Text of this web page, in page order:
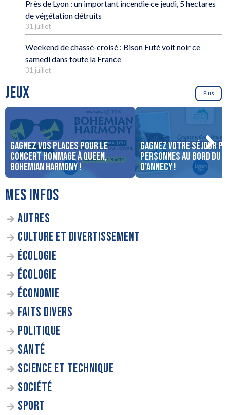
Près de Lyon : un important incendie ce jeudi, 5 hectares
de végétation détruits
31 juillet
Weekend de chassé-croisé : Bison Futé voit noir ce
samedi dans toute la France
31 juillet
JEUX Plus
Gagnez vos places pour le
concert Hommage à Queen,
Bohemian Harmony !
Gagnez votre séjour
personnes au bord du
d’Annecy !
MES INFOS
AUTRES
CULTURE ET DIVERTISSEMENT
ÉCOLOGIE
ÉCOLOGIE
ÉCONOMIE
FAITS DIVERS
POLITIQUE
SANTÉ
SCIENCE ET TECHNIQUE
SOCIÉTÉ
SPORT